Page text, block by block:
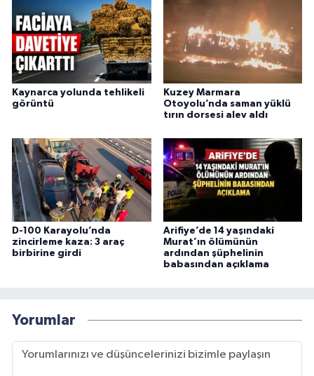
Kaynarca yolunda tehlikeli
görüntü
Kuzey Marmara
Otoyolu’nda saman yüklü
tırın dorsesi alev aldı
D-100 Karayolu’nda
zincirleme kaza: 3 araç
birbirine girdi
Arifiye’de 14 yaşındaki
Murat’ın ölümünün
ardından şüphelinin
babasından açıklama
Yorumlar